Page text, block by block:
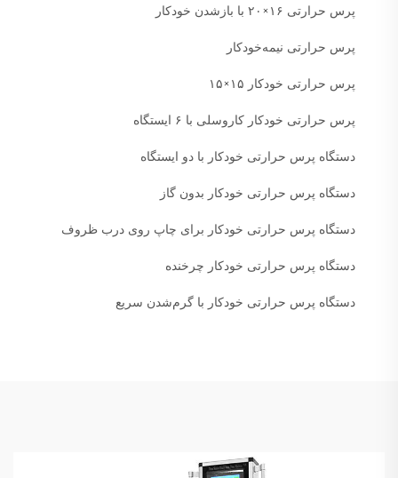
پرس حرارتی ۱۶×۲۰ با بازشدن خودکار
پرس حرارتی نیمه‌خودکار
پرس حرارتی خودکار ۱۵×۱۵
پرس حرارتی خودکار کاروسلی با ۶ ایستگاه
دستگاه پرس حرارتی خودکار با دو ایستگاه
دستگاه پرس حرارتی خودکار بدون گاز
دستگاه پرس حرارتی خودکار برای چاپ روی درب ظروف
دستگاه پرس حرارتی خودکار چرخنده
دستگاه پرس حرارتی خودکار با گرم‌شدن سریع